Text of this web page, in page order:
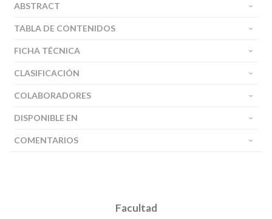
ABSTRACT
TABLA DE CONTENIDOS
FICHA TÉCNICA
CLASIFICACIÓN
COLABORADORES
DISPONIBLE EN
COMENTARIOS
Facultad